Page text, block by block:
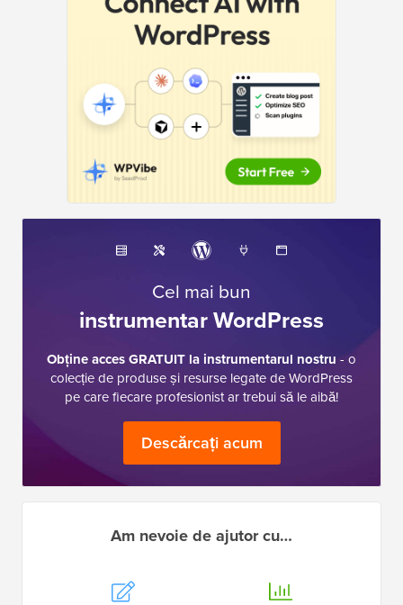
Cel mai bun
instrumentar WordPress
Obține acces GRATUIT la instrumentarul nostru - o
colecție de produse și resurse legate de WordPress
pe care fiecare profesionist ar trebui să le aibă!
Descărcați acum
Am nevoie de ajutor cu…